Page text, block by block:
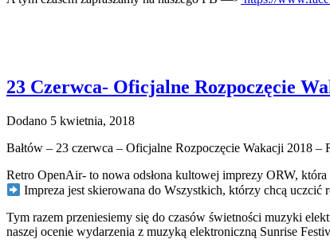
23 Czerwca- Oficjalne Rozpoczęcie
Dodano 5 kwietnia, 2018
Bałtów – 23 czerwca – Oficjalne Rozpoczęcie Wakacji 2018 –
Retro OpenAir- to nowa odsłona kultowej imprezy ORW,
Impreza jest skierowana do Wszystkich, którzy chcą uczcić
Tym razem przeniesiemy się do czasów świetności muzyki
naszej ocenie wydarzenia z muzyką elektroniczną Sunrise